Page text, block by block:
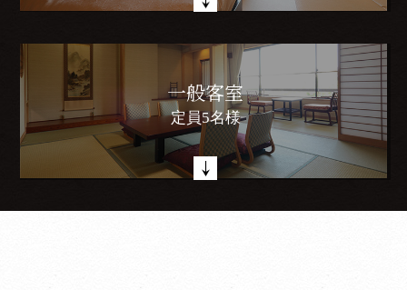
一般客室
定員5名様